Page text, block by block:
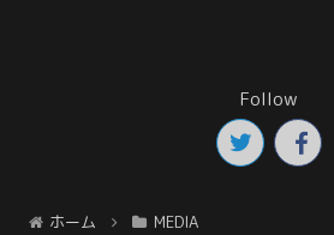
Follow
ホーム MEDIA